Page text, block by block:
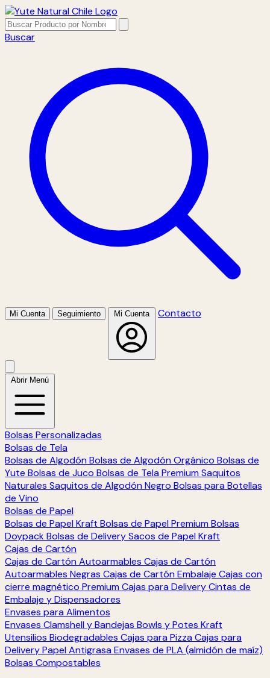
Buscar
Mi Cuenta Seguimiento Mi Cuenta Contacto
Abrir Menú
Bolsas Personalizadas
Bolsas de Tela
Bolsas de Algodón Bolsas de Algodón Orgánico Bolsas de
Yute Bolsas de Juco Bolsas de Tela Premium Saquitos
Naturales Saquitos de Algodón Negro Bolsas para Botellas
de Vino
Bolsas de Papel
Bolsas de Papel Kraft Bolsas de Papel Premium Bolsas
DoypackBolsas de DeliverySacos de Papel Kraft
Cajas de Cartón
Cajas de Cartón Autoarmables Cajas de Cartón
Autoarmables Negras Cajas de Cartón Embalaje Cajas con
cierre magnético Premium Cajas para DeliveryCintas de
Embalaje y Dispensadores
Envases para Alimentos
Envases Clamshell y Bandejas Bowls y Potes Kraft
Utensilios Biodegradables Cajas para Pizza Cajas para
DeliveryPapel Antigrasa Envases de PLA (almidón de maíz)
Bolsas Compostables